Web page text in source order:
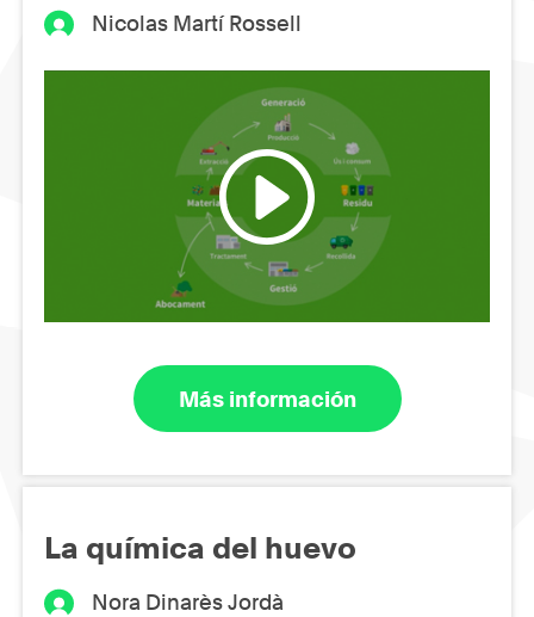
Nicolas Martí Rossell
Más información
La química del huevo
Nora Dinarès Jordà